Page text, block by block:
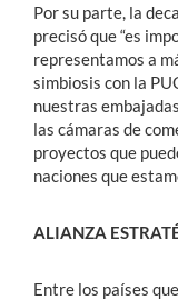
Por su parte, la
precisó que “es
representamos a
simbiosis con la
nuestras
las cámaras de
proyectos que
naciones que
ALIANZA
Entre los países